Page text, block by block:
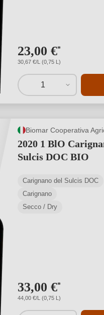
23,00 €*
30,67 €/L (0,75 L)
1
Biomar Cooperativa
2020 1 BlO
Sulcis DOC BIO
Carignano del Sulcis DOC
Carignano
Secco / Dry
33,00 €*
44,00 €/L (0,75 L)